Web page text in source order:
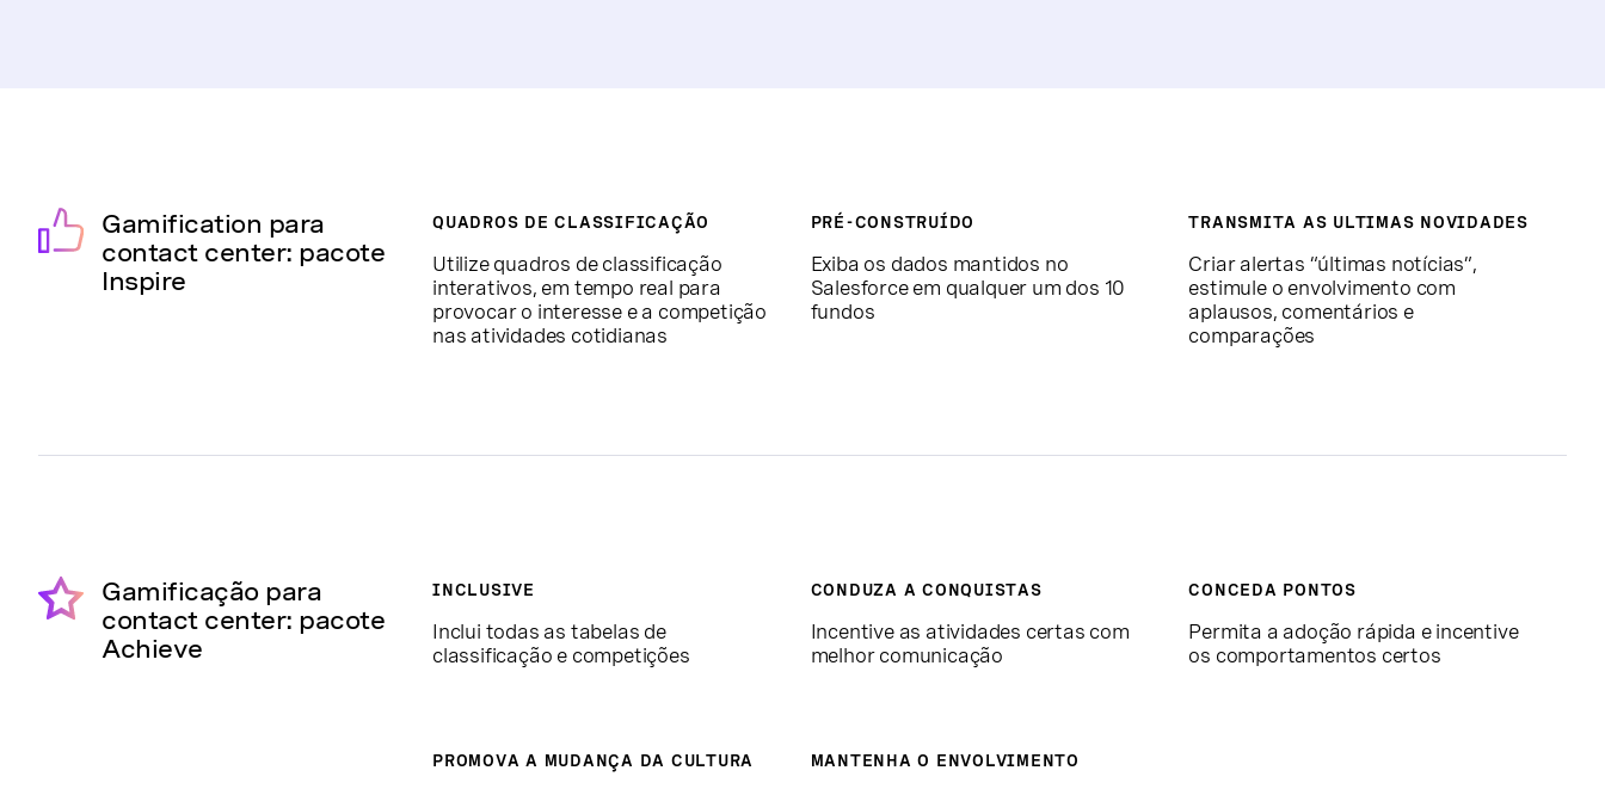
Gamification para
contact center: pacote
Inspire
QUADROS DE CLASSIFICAÇÃO
Utilize quadros de classificação
interativos, em tempo real para
provocar o interesse e a competição
nas atividades cotidianas
PRÉ-CONSTRUÍDO
Exiba os dados mantidos no
Salesforce em qualquer um dos 10
fundos
TRANSMITA AS ULTIMAS NOVIDADES
Criar alertas “últimas notícias”,
estimule o envolvimento com
aplausos, comentários e
comparações
Gamificação para
contact center: pacote
Achieve
INCLUSIVE
Inclui todas as tabelas de
classificação e competições
CONDUZA A CONQUISTAS
Incentive as atividades certas com
melhor comunicação
CONCEDA PONTOS
Permita a adoção rápida e incentive
os comportamentos certos
PROMOVA A MUDANÇA DA CULTURA MANTENHA O ENVOLVIMENTO